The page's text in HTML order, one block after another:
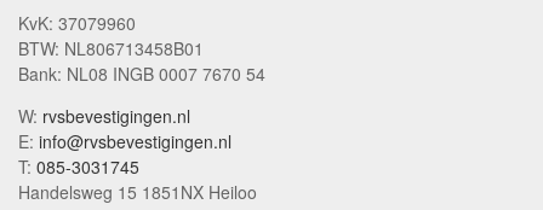
KvK: 37079960
BTW: NL806713458B01
Bank: NL08 INGB 0007 7670 54
W: rvsbevestigingen.nl
E: info@rvsbevestigingen.nl
T: 085-3031745
Handelsweg 15 1851NX Heiloo